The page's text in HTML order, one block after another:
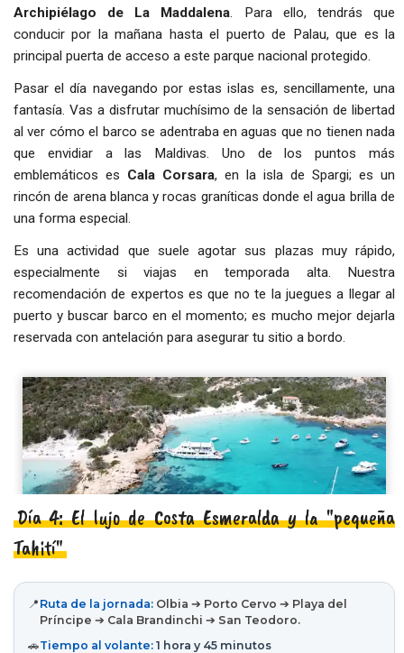
Archipiélago de La Maddalena. Para ello, tendrás que
conducir por la mañana hasta el puerto de Palau, que es la
principal puerta de acceso a este parque nacional protegido.
Pasar el día navegando por estas islas es, sencillamente, una
fantasía. Vas a disfrutar muchísimo de la sensación de libertad
al ver cómo el barco se adentraba en aguas que no tienen nada
que envidiar a las Maldivas. Uno de los puntos más
emblemáticos es Cala Corsara, en la isla de Spargi; es un
rincón de arena blanca y rocas graníticas donde el agua brilla de
una forma especial.
Es una actividad que suele agotar sus plazas muy rápido,
especialmente si viajas en temporada alta. Nuestra
recomendación de expertos es que no te la juegues a llegar al
puerto y buscar barco en el momento; es mucho mejor dejarla
reservada con antelación para asegurar tu sitio a bordo.
Día 4: El lujo de Costa Esmeralda y la "pequeña
Tahití"
📍 Ruta de la jornada: Olbia ➔ Porto Cervo ➔ Playa del
Príncipe ➔ Cala Brandinchi ➔ San Teodoro.
🚗Tiempo al volante: 1 hora y 45 minutos